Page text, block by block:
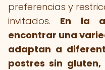
preferencias y
invitados. En la
encontrar una
adaptan a
postres sin